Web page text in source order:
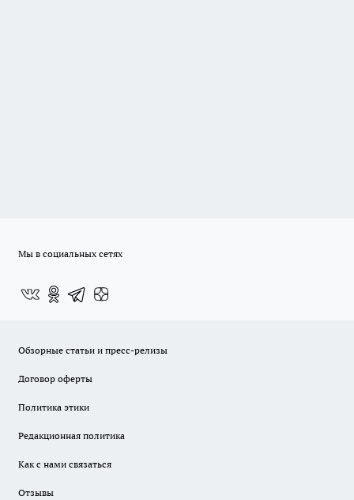
Мы в социальных сетях
Обзорные статьи и пресс-релизы
Договор оферты
Политика этики
Редакционная политика
Как с нами связаться
Отзывы